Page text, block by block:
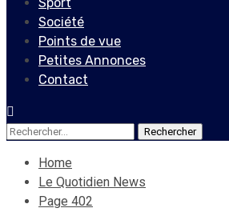
Société
Points de vue
Petites Annonces
Contact
Rechercher :
Home
Le Quotidien News
Page 402